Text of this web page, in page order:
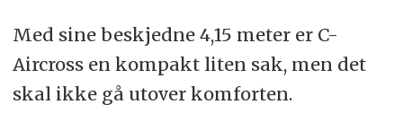
Med sine beskjedne 4,15 meter er C-
Aircross en kompakt liten sak, men det
skal ikke gå utover komforten.